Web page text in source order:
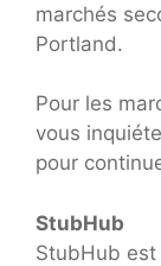
marchés
Portland.
Pour les
vous
pour
StubHub
StubHub